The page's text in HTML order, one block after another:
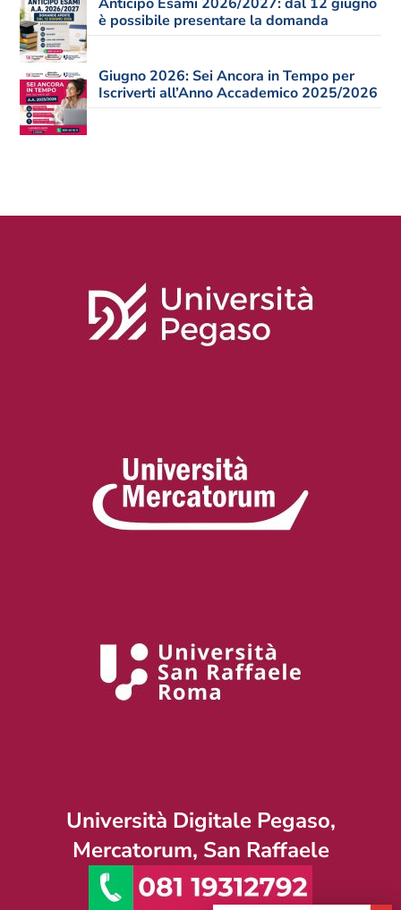
è possibile presentare la domanda
Giugno 2026: Sei Ancora in Tempo per
Iscriverti all’Anno Accademico 2025/2026
Università Digitale Pegaso,
Mercatorum, San Raffaele